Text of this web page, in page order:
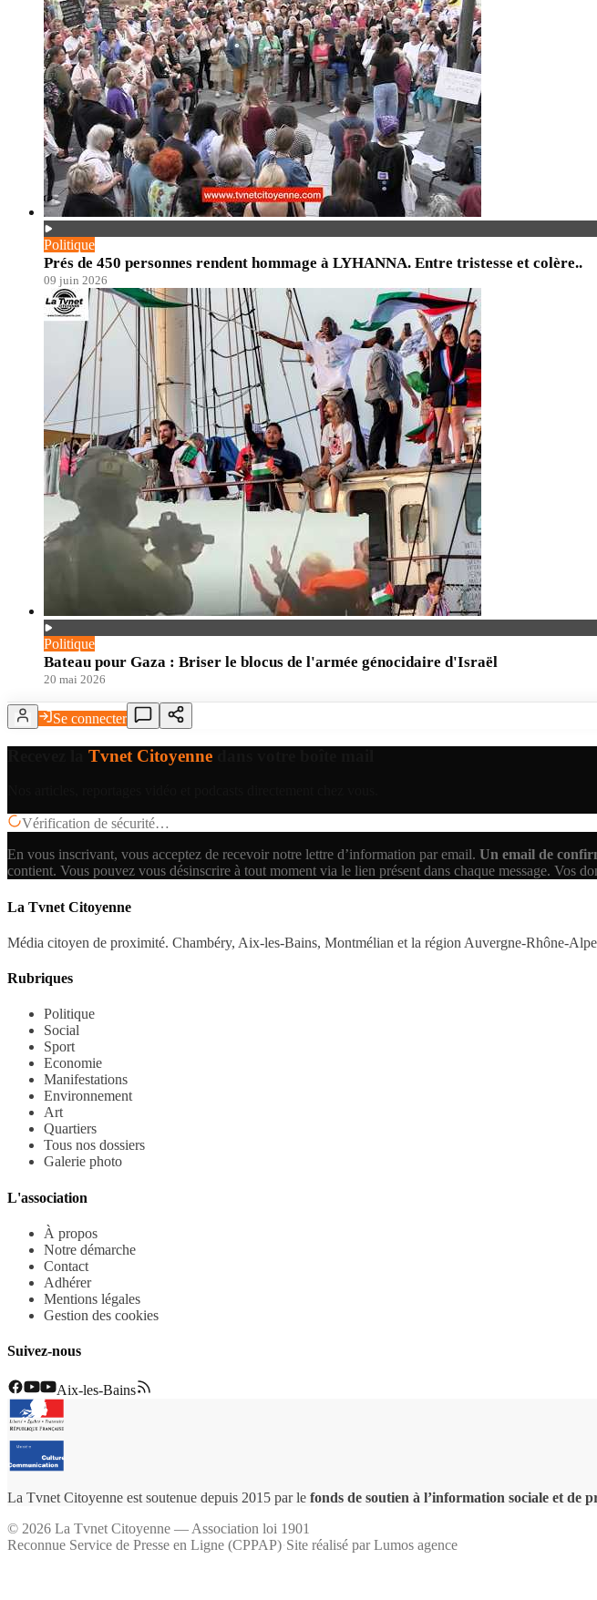
Politique
Prés de 450 personnes rendent hommage à LYHANNA. Entre tristesse et colère..
09 juin 2026
Politique
Bateau pour Gaza : Briser le blocus de l'armée génocidaire d'Israël
20 mai 2026
Se connecter
Tvnet Citoyenne
Vérification de sécurité…
En vous inscrivant, vous acceptez de recevoir notre lettre d’information par email. Un email de
contient. Vous pouvez vous désinscrire à tout moment via le lien présent dans chaque message. Vos
La Tvnet Citoyenne
Média citoyen de proximité. Chambéry, Aix-les-Bains, Montmélian et la région Auvergne-Rhône-
Rubriques
Politique
Social
Sport
Economie
Manifestations
Environnement
Art
Quartiers
Tous nos dossiers
Galerie photo
L'association
À propos
Notre démarche
Contact
Adhérer
Mentions légales
Gestion des cookies
Suivez-nous
Aix-les-Bains
La Tvnet Citoyenne est soutenue depuis 2015 par le fonds de soutien à l’information sociale et de
© 2026 La Tvnet Citoyenne — Association loi 1901
Reconnue Service de Presse en Ligne (CPPAP)·Site réalisé par Lumos agence